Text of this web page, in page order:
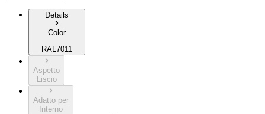
Details
Color
RAL7011
Aspetto
Liscio
Adatto per
Interno